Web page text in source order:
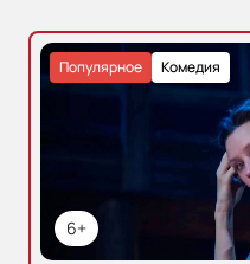
6+
Комедия
Популярное